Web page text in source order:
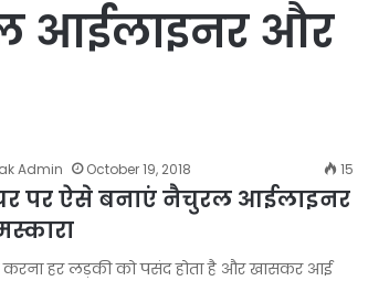
आईलाइनर और
Admin October 19, 2018 15
पर ऐसे बनाएं नैचुरल आईलाइनर
हर लड़की को पसंद होता है और खासकर आई